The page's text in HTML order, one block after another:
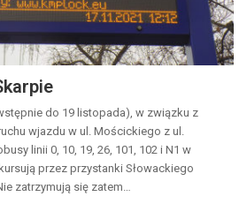
do 19 listopada), w związku z
wjazdu w ul. Mościckiego z ul.
linii 0, 10, 19, 26, 101, 102 i N1 w
przez przystanki Słowackiego
zatrzymują się zatem…